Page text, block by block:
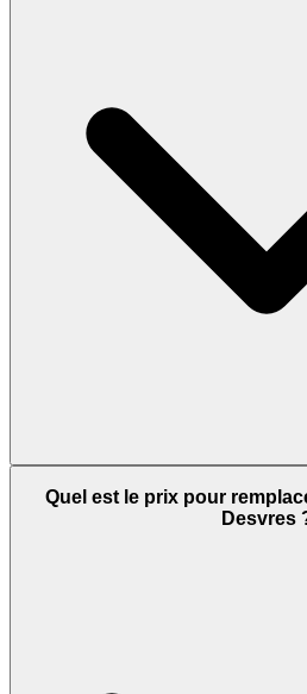
Quel est le prix pour
Desvres